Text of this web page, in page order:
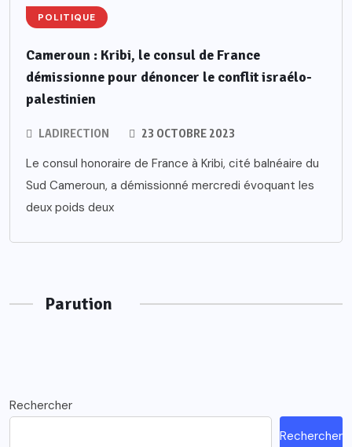
POLITIQUE
Cameroun : Kribi, le consul de France
démissionne pour dénoncer le conflit israélo-
palestinien
LADIRECTION 23 OCTOBRE 2023
Le consul honoraire de France à Kribi, cité balnéaire du
Sud Cameroun, a démissionné mercredi évoquant les
deux poids deux
Parution
Rechercher
Rechercher